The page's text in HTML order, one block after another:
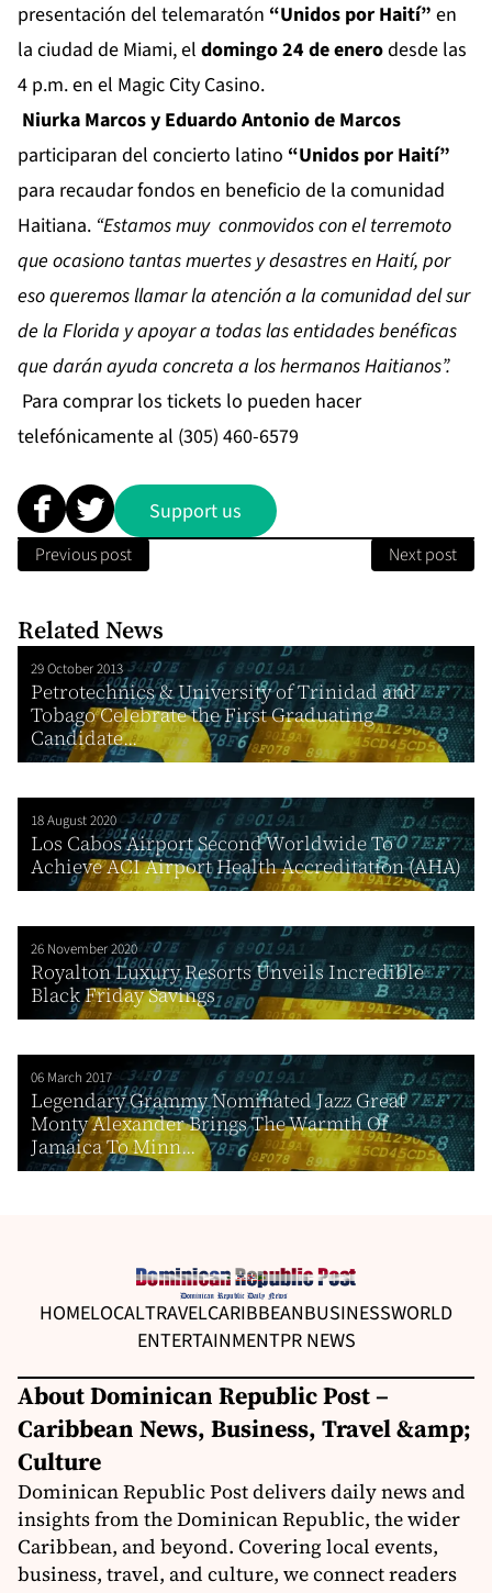
presentación del telemaratón “Unidos por Haití” en
la ciudad de Miami, el domingo 24 de enerodesde las
4 p.m. en el Magic City Casino.
Niurka Marcos y Eduardo Antonio de Marcos
participaran del concierto latino “Unidos por Haití”
para recaudar fondos en beneficio de la comunidad
Haitiana. “Estamos muy conmovidos con el terremoto
que ocasiono tantas muertes y desastres en Haití, por
eso queremos llamar la atención a la comunidad del sur
de la Florida y apoyar a todas las entidades benéficas
que darán ayuda concreta a los hermanos Haitianos”.
Para comprar los tickets lo pueden hacer
telefónicamente al (305) 460-6579
Support us
Previous post Next post
Related News
29 October 2013
Petrotechnics & University of Trinidad and
Tobago Celebrate the First Graduating
Candidate...
18 August 2020
Los Cabos Airport Second Worldwide To
Achieve ACI Airport Health Accreditation (AHA)
26 November 2020
Royalton Luxury Resorts Unveils Incredible
Black Friday Savings
06 March 2017
Legendary Grammy Nominated Jazz Great
Monty Alexander Brings The Warmth Of
Jamaica To Minn...
HOMELOCALTRAVELCARIBBEANBUSINESSWORLD
ENTERTAINMENTPR NEWS
About Dominican Republic Post –
Caribbean News, Business, Travel &amp;
Culture
Dominican Republic Post delivers daily news and
insights from the Dominican Republic, the wider
Caribbean, and beyond. Covering local events,
business, travel, and culture, we connect readers